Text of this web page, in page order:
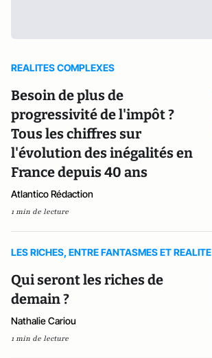
REALITES COMPLEXES
Besoin de plus de
progressivité de l'impôt ?
Tous les chiffres sur
l'évolution des inégalités en
France depuis 40 ans
Atlantico Rédaction
1 min de lecture
LES RICHES, ENTRE FANTASMES ET REALITE
Qui seront les riches de
demain ?
Nathalie Cariou
1 min de lecture